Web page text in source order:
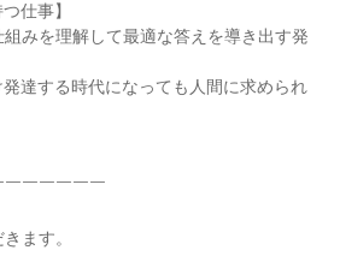
仕事】
みを理解して最適な答えを導き出す発
達する時代になっても人間に求められ
￣￣￣￣￣
ます。